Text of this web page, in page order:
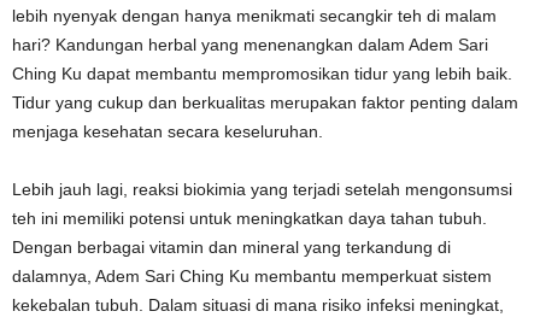
lebih nyenyak dengan hanya menikmati secangkir teh di malam
hari? Kandungan herbal yang menenangkan dalam Adem Sari
Ching Ku dapat membantu mempromosikan tidur yang lebih baik.
Tidur yang cukup dan berkualitas merupakan faktor penting dalam
menjaga kesehatan secara keseluruhan.
Lebih jauh lagi, reaksi biokimia yang terjadi setelah mengonsumsi
teh ini memiliki potensi untuk meningkatkan daya tahan tubuh.
Dengan berbagai vitamin dan mineral yang terkandung di
dalamnya, Adem Sari Ching Ku membantu memperkuat sistem
kekebalan tubuh. Dalam situasi di mana risiko infeksi meningkat,